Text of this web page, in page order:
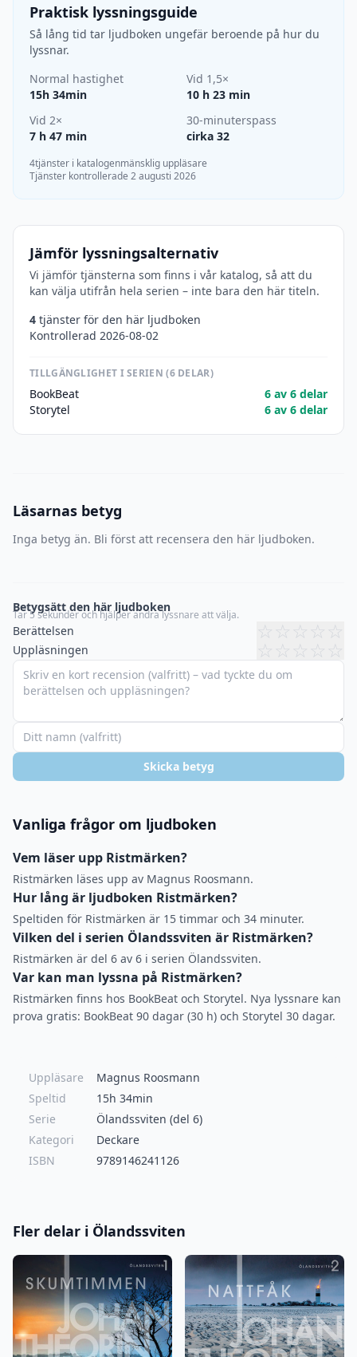
Praktisk lyssningsguide
Så lång tid tar ljudboken ungefär beroende på hur du
lyssnar.
Normal hastighet
15h 34min
Vid 1,5×
10 h 23 min
Vid 2×
7 h 47 min
30-minuterspass
cirka 32
4tjänster i katalogenmänsklig uppläsare
Tjänster kontrollerade 2 augusti 2026
Jämför lyssningsalternativ
Vi jämför tjänsterna som finns i vår katalog, så att du
kan välja utifrån hela serien – inte bara den här titeln.
4 tjänster för den här ljudboken
Kontrollerad 2026-08-02
TILLGÄNGLIGHET I SERIEN (6 DELAR)
BookBeat
6 av 6 delar
Storytel
6 av 6 delar
Läsarnas betyg
Inga betyg än. Bli först att recensera den här ljudboken.
Betygsätt den här ljudboken
Tar 5 sekunder och hjälper andra lyssnare att välja.
Berättelsen ☆☆☆☆☆
Uppläsningen ☆ ☆ ☆ ☆ ☆
Skicka betyg
Vanliga frågor om ljudboken
Vem läser upp Ristmärken?
Ristmärken läses upp av Magnus Roosmann.
Hur lång är ljudboken Ristmärken?
Speltiden för Ristmärken är 15 timmar och 34 minuter.
Vilken del i serien Ölandssviten är Ristmärken?
Ristmärken är del 6 av 6 i serien Ölandssviten.
Var kan man lyssna på Ristmärken?
Ristmärken finns hos BookBeat och Storytel. Nya lyssnare kan
prova gratis: BookBeat 90 dagar (30 h) och Storytel 30 dagar.
Uppläsare
Magnus Roosmann
Speltid
15h 34min
Serie
Ölandssviten (del 6)
Kategori
Deckare
ISBN
9789146241126
Fler delar i Ölandssviten